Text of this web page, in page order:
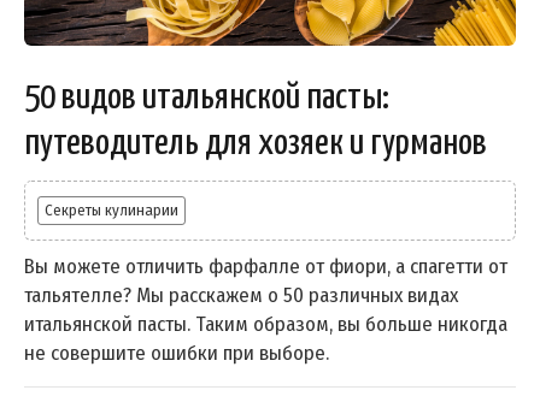
50 видов итальянской пасты:
путеводитель для хозяек и гурманов
Секреты кулинарии
Вы можете отличить фарфалле от фиори, а спагетти от
тальятелле? Мы расскажем о 50 различных видах
итальянской пасты. Таким образом, вы больше никогда
не совершите ошибки при выборе.